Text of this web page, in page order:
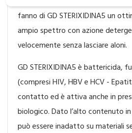
fanno di GD STERIXIDINA5 un
ampio spettro con azione
velocemente senza lasciare aloni.
GD STERIXIDINA5 è battericida,
(compresi HIV, HBV e HCV -
contatto ed è attiva anche in
biologico. Dato l’alto contenuto
può essere inadatto su materiali